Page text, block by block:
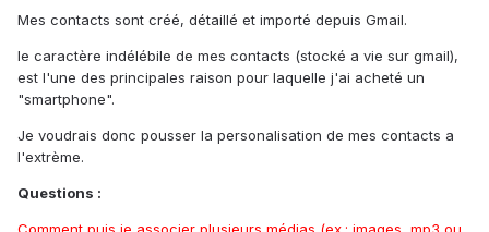
Mes contacts sont créé, détaillé et importé depuis Gmail.
le caractère indélébile de mes contacts (stocké a vie sur gmail),
est l'une des principales raison pour laquelle j'ai acheté un
"smartphone".
Je voudrais donc pousser la personalisation de mes contacts a
l'extrème.
Questions :